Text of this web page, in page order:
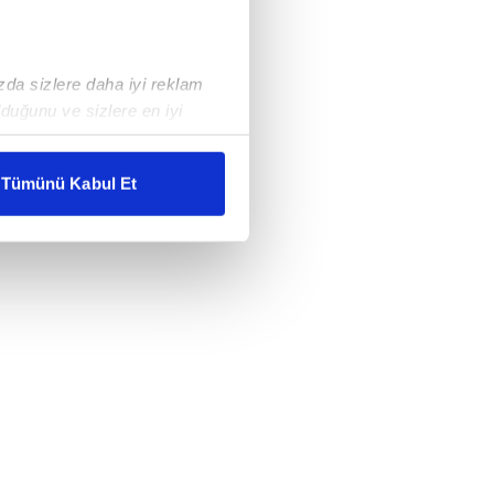
sizlere daha iyi reklam
ve sizlere en iyi
karşılamak
gösterilmeyecektir."
Tümünü Kabul Et